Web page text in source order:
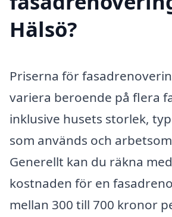
Hälsö?
Priserna för
variera beroende på flera
inklusive husets storlek,
som används och
Generellt kan du räkna
kostnaden för en
mellan 300 till 700 kronor